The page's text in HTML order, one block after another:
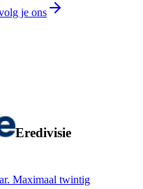
je ons
Eredivisie
Maximaal twintig